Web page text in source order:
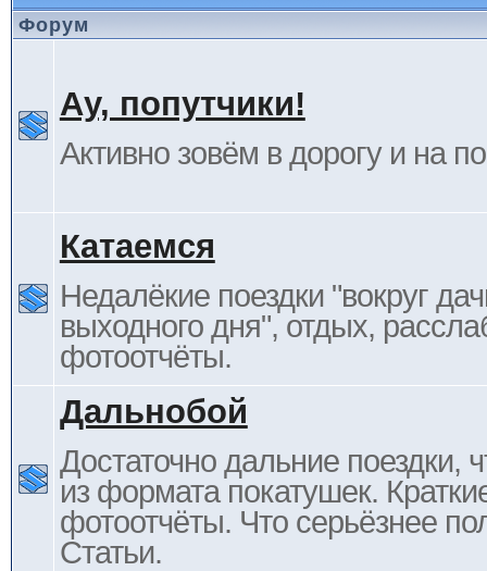
Форум
Ау, попутчики!
Активно зовём в дорогу и на
Катаемся
Недалёкие поездки "вокруг
выходного дня", отдых,
фотоотчёты.
Дальнобой
Достаточно дальние поездки,
из формата покатушек.
фотоотчёты. Что серьёзнее
Статьи.